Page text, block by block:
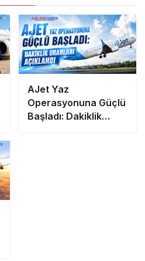
AJet Yaz
Operasyonuna Güçlü
Başladı: Dakiklik